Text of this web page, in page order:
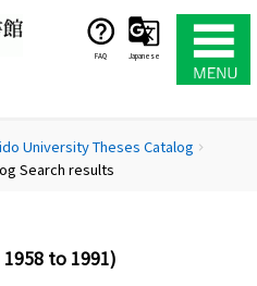
FAQ Japanese
University Theses Catalog chevron_right
Search results
to 1991)